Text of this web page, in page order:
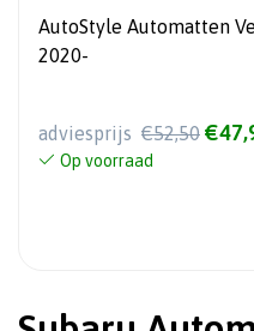
AutoStyle Automatten
2020-
adviesprijs €52,50
Op voorraad